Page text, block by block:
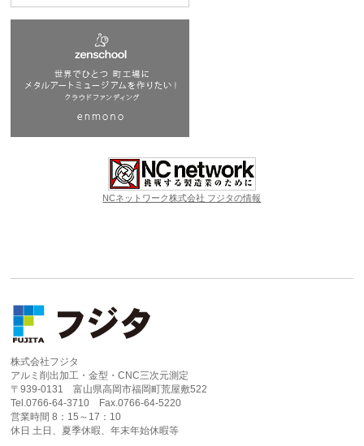
NCネットワーク株式会社 フジタの情報
株式会社フジタ
アルミ削出加工・金型・CNC三次元測定
〒939-0131 富山県高岡市福岡町荒屋敷522
Tel.0766-64-3710 Fax.0766-64-5220
営業時間 8：15～17：10
休日 土日、夏季休暇、年末年始休暇等